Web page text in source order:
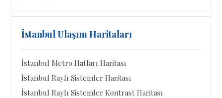
İstanbul Ulaşım Haritaları
İstanbul Metro Hatları Haritası
İstanbul Raylı Sistemler Haritası
İstanbul Raylı Sistemler Kontrast Haritası